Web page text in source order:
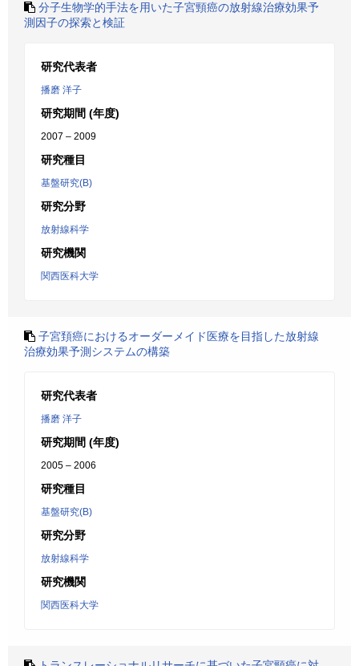
分子生物学的手法を用いた子宮頸癌の放射線治療効果予
測因子の探索と検証
研究代表者
播磨 洋子
研究期間 (年度)
2007 – 2009
研究種目
基盤研究(B)
研究分野
放射線科学
研究機関
関西医科大学
子宮頚癌におけるオーダーメイド医療を目指した放射線
治療効果予測システムの構築
研究代表者
播磨 洋子
研究期間 (年度)
2005 – 2006
研究種目
基盤研究(B)
研究分野
放射線科学
研究機関
関西医科大学